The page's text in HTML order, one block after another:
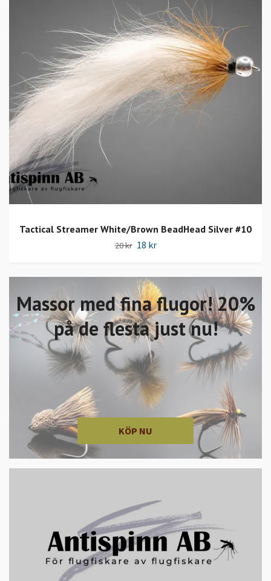
Massor med fina flugor! 20%
på de flesta just nu!
KÖP NU
Tactical Streamer White/Brown BeadHead Silver #10
20 kr 18 kr